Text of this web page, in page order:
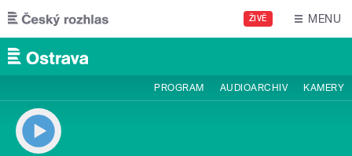
Přejít k hlavnímu obsahu
ŽIVĚ MENU
PROGRAM AUDIOARCHIV KAMERY